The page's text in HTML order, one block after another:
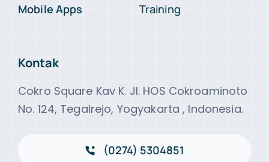
Mobile Apps
Training
Kontak
Cokro Square Kav K. Jl. HOS Cokroaminoto
No. 124, Tegalrejo, Yogyakarta , Indonesia.
(0274) 5304851